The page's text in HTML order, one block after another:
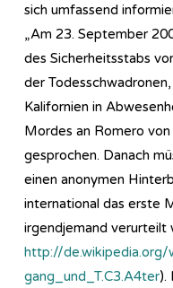
sich umfassend
„Am 23. September
des Sicherheitsstabs
der
Kalifornien in
Mordes an Romero
gesprochen. Danach
einen anonymen
international das erste
irgendjemand verurteilt
http://de.wikipedia.org/
gang_und_T.C3.A4ter).